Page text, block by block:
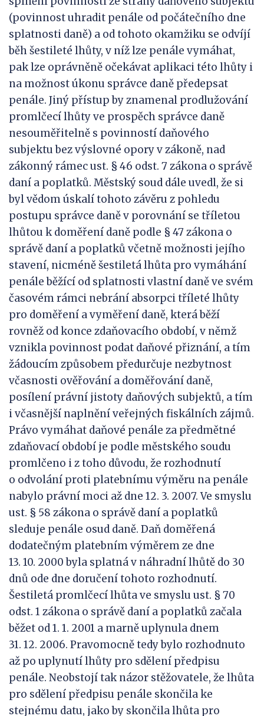
(povinnost uhradit penále od počátečního dne
splatnosti daně) a od tohoto okamžiku se odvíjí
běh šestileté lhůty, v níž lze penále vymáhat,
pak lze oprávněně očekávat aplikaci této lhůty i
na možnost úkonu správce daně předepsat
penále. Jiný přístup by znamenal prodlužování
promlčecí lhůty ve prospěch správce daně
nesouměřitelně s povinností daňového
subjektu bez výslovné opory v zákoně, nad
zákonný rámec ust. § 46 odst. 7 zákona o správě
daní a poplatků. Městský soud dále uvedl, že si
byl vědom úskalí tohoto závěru z pohledu
postupu správce daně v porovnání se tříletou
lhůtou k doměření daně podle § 47 zákona o
správě daní a poplatků včetně možnosti jejího
stavení, nicméně šestiletá lhůta pro vymáhání
penále běžící od splatnosti vlastní daně ve svém
časovém rámci nebrání absorpci tříleté lhůty
pro doměření a vyměření daně, která běží
rovněž od konce zdaňovacího období, v němž
vznikla povinnost podat daňové přiznání, a tím
žádoucím způsobem předurčuje nezbytnost
včasnosti ověřování a doměřování daně,
posílení právní jistoty daňových subjektů, a tím
i včasnější naplnění veřejných fiskálních zájmů.
Právo vymáhat daňové penále za předmětné
zdaňovací období je podle městského soudu
promlčeno i z toho důvodu, že rozhodnutí
o odvolání proti platebnímu výměru na penále
nabylo právní moci až dne 12. 3. 2007. Ve smyslu
ust. § 58 zákona o správě daní a poplatků
sleduje penále osud daně. Daň doměřená
dodatečným platebním výměrem ze dne
13. 10. 2000 byla splatná v náhradní lhůtě do 30
dnů ode dne doručení tohoto rozhodnutí.
Šestiletá promlčecí lhůta ve smyslu ust. § 70
odst. 1 zákona o správě daní a poplatků začala
běžet od 1. 1. 2001 a marně uplynula dnem
31. 12. 2006. Pravomocně tedy bylo rozhodnuto
až po uplynutí lhůty pro sdělení předpisu
penále. Neobstojí tak názor stěžovatele, že lhůta
pro sdělení předpisu penále skončila ke
stejnému datu, jako by skončila lhůta pro